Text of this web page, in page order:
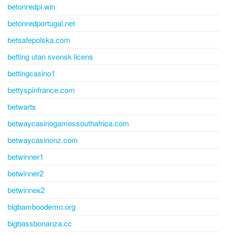
betonredpl.win
betonredportugal.net
betsafepolska.com
betting utan svensk licens
bettingcasino1
bettyspinfrance.com
betwarts
betwaycasinogamessouthafrica.com
betwaycasinonz.com
betwinner1
betwinner2
betwinneк2
bigbamboodemo.org
bigbassbonanza.cc